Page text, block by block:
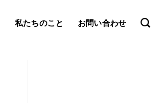
私たちのこと お問い合わせ